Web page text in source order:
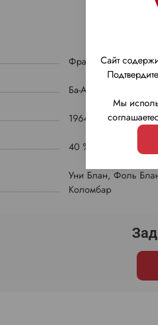
Франция
Ба-Арманьяк
1964 г.
40 %
Уни Блан, Фоль
Коломбар
Сайт
Мы